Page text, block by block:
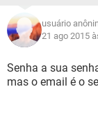
usuário
21 ago 2015
Senha a sua
mas o email é o